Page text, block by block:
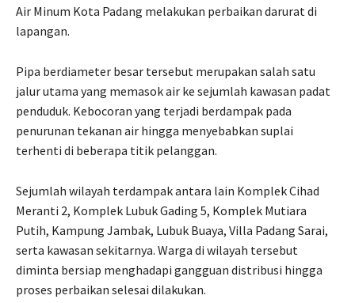
Air Minum Kota Padang melakukan perbaikan darurat di
lapangan.
Pipa berdiameter besar tersebut merupakan salah satu
jalur utama yang memasok air ke sejumlah kawasan padat
penduduk. Kebocoran yang terjadi berdampak pada
penurunan tekanan air hingga menyebabkan suplai
terhenti di beberapa titik pelanggan.
Sejumlah wilayah terdampak antara lain Komplek Cihad
Meranti 2, Komplek Lubuk Gading 5, Komplek Mutiara
Putih, Kampung Jambak, Lubuk Buaya, Villa Padang Sarai,
serta kawasan sekitarnya. Warga di wilayah tersebut
diminta bersiap menghadapi gangguan distribusi hingga
proses perbaikan selesai dilakukan.